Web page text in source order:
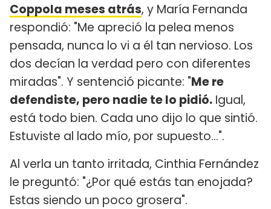
Coppola meses atrás, y María Fernanda
respondió: "Me apreció la pelea menos
pensada, nunca lo vi a él tan nervioso. Los
dos decían la verdad pero con diferentes
miradas". Y sentenció picante: "Me re
defendiste, pero nadie te lo pidió. Igual,
está todo bien. Cada uno dijo lo que sintió.
Estuviste al lado mío, por supuesto...".
Al verla un tanto irritada, Cinthia Fernández
le preguntó: "¿Por qué estás tan enojada?
Estas siendo un poco grosera".